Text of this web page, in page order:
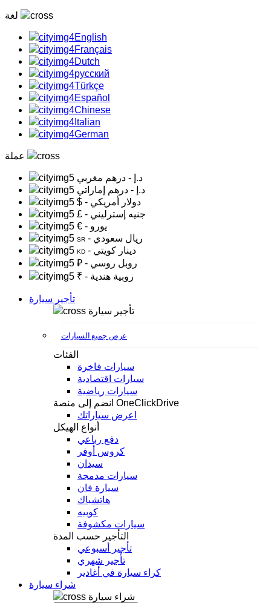
English
Français
Dutch
русский
Türkçe
Español
Chinese
Italian
German
د.إ - درهم مغربي
د.إ - درهم إماراتي
$
- دولار أمريكي
£
- جنيه إسترليني
€
- يورو
SR - ريال سعودي
KD
- دينار كويتي
₽
- روبل روسي
₹
- روبية هندية
تأجير سيارة
تأجير سيارة
عرض جميع السيارات
الفئات
سيارات فاخرة
سيارات اقتصادية
سيارات رياضية
انضم إلى منصة OneClickDrive
اعرض سياراتك
أنواع الهيكل
دفع رباعي
كروس أوفر
سيدان
سيارات مدمجة
سيارة فان
هاتشباك
كوبيه
سيارات مكشوفة
التأجير حسب المدة
تأجير أسبوعي
تأجير شهري
كراء سيارة في أغادير
شراء سيارة
شراء سيارة